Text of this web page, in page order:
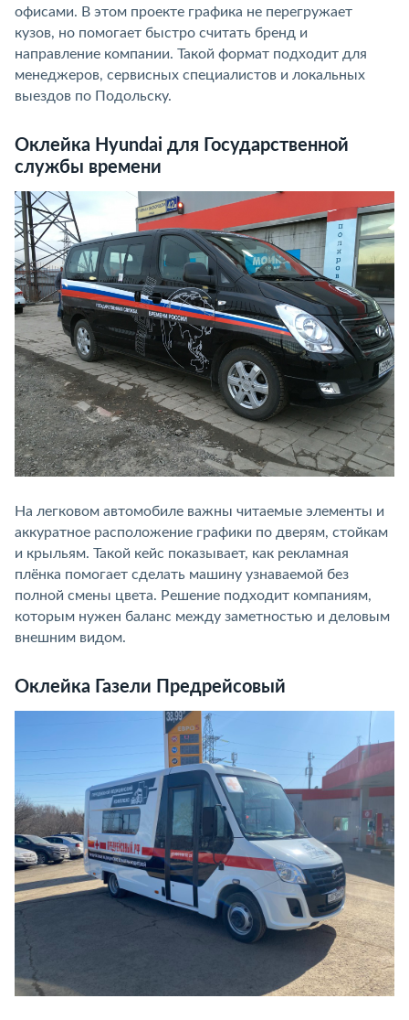
офисами. В этом проекте графика не перегружает
кузов, но помогает быстро считать бренд и
направление компании. Такой формат подходит для
менеджеров, сервисных специалистов и локальных
выездов по Подольску.
Оклейка Hyundai для Государственной
службы времени
На легковом автомобиле важны читаемые элементы и
аккуратное расположение графики по дверям, стойкам
и крыльям. Такой кейс показывает, как рекламная
плёнка помогает сделать машину узнаваемой без
полной смены цвета. Решение подходит компаниям,
которым нужен баланс между заметностью и деловым
внешним видом.
Оклейка Газели Предрейсовый